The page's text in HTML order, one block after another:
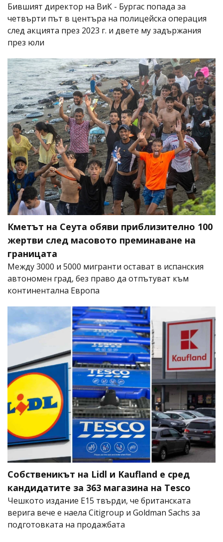
Бившият директор на ВиК - Бургас попада за
четвърти път в центъра на полицейска операция
след акцията през 2023 г. и двете му задържания
през юли
Кметът на Сеута обяви приблизително 100
жертви след масовото преминаване на
границата
Между 3000 и 5000 мигранти остават в испанския
автономен град, без право да отпътуват към
континентална Европа
Собственикът на Lidl и Kaufland е сред
кандидатите за 363 магазина на Tesco
Чешкото издание E15 твърди, че британската
верига вече е наела Citigroup и Goldman Sachs за
подготовката на продажбата